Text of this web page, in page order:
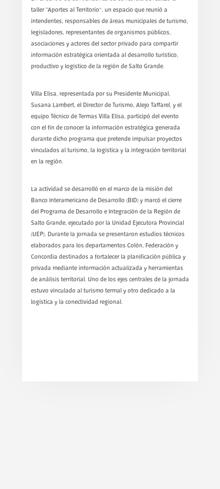
taller “Aportes al Territorio”, un espacio que reunió a
intendentes, responsables de áreas municipales de turismo,
legisladores, representantes de organismos públicos,
asociaciones y actores del sector privado para compartir
información estratégica orientada al desarrollo turístico,
productivo y logístico de la región de Salto Grande.
Villa Elisa, representada por su Presidente Municipal,
Susana Lambert, el Director de Turismo, Alejo Taffarel, y el
equipo Técnico de Termas Villa Elisa, participó del evento
con el fin de conocer la información estratégica generada
durante dicho programa que pretende impulsar proyectos
vinculados al turismo, la logística y la integración territorial
en la región.
La actividad se desarrolló en el marco de la misión del
Banco Interamericano de Desarrollo (BID) y marcó el cierre
del Programa de Desarrollo e Integración de la Región de
Salto Grande, ejecutado por la Unidad Ejecutora Provincial
(UEP). Durante la jornada se presentaron estudios técnicos
elaborados para los departamentos Colón, Federación y
Concordia destinados a fortalecer la planificación pública y
privada mediante información actualizada y herramientas
de análisis territorial. Uno de los ejes centrales de la jornada
estuvo vinculado al turismo termal y otro dedicado a la
logística y la conectividad regional.